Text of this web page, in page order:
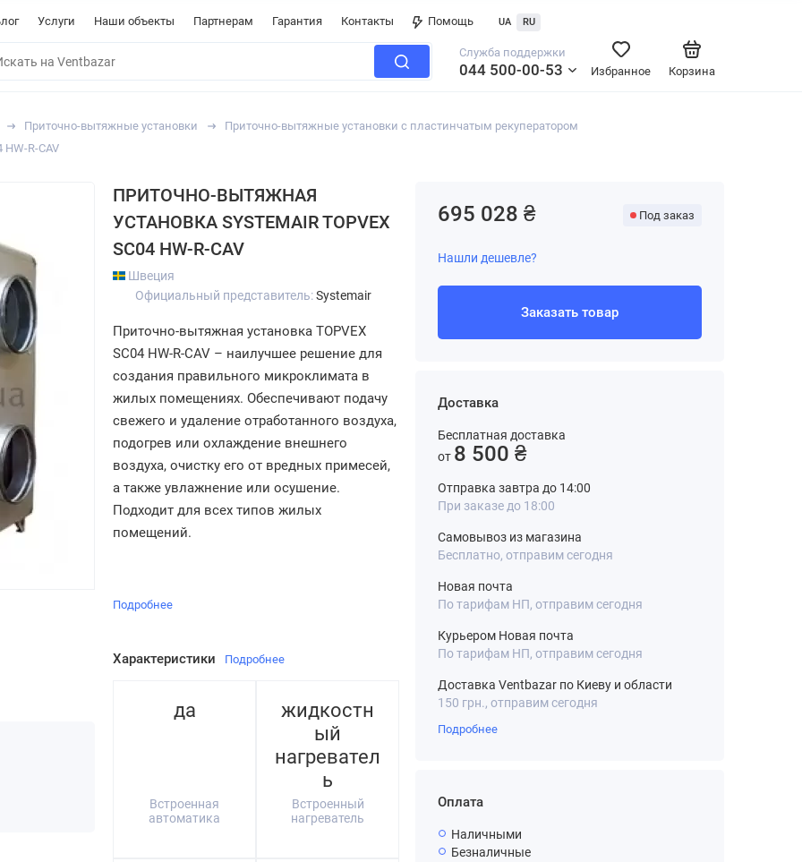
Услуги Наши объекты Партнерам Гарантия Контакты Помощь UA RU
Служба поддержки
044 500-00-53 Корзина
Избранное
Приточно-вытяжные установки
Приточно-вытяжные установки с пластинчатым рекуператором
R-CAV
ПРИТОЧНО-ВЫТЯЖНАЯ
УСТАНОВКА SYSTEMAIR TOPVEX
SC04 HW-R-CAV
Швеция
Официальный представитель:Systemair
Приточно-вытяжная установка TOPVEX
SC04 HW-R-CAV – наилучшее решение для
создания правильного микроклимата в
жилых помещениях. Обеспечивают подачу
свежего и удаление отработанного воздуха,
подогрев или охлаждение внешнего
воздуха, очистку его от вредных примесей,
а также увлажнение или осушение.
Подходит для всех типов жилых
помещений.
Подробнее
Характеристики Подробнее
да
Встроенная
автоматика
жидкостн
ый
нагревател
ь
Встроенный
нагреватель
695 028 ₴ Под заказ
Нашли дешевле?
Заказать товар
Доставка
Бесплатная доставка
от 8 500 ₴
Отправка завтра до 14:00
При заказе до 18:00
Самовывоз из магазина
Бесплатно, отправим сегодня
Новая почта
По тарифам НП, отправим сегодня
Курьером Новая почта
По тарифам НП, отправим сегодня
Доставка Ventbazar по Киеву и области
150 грн., отправим сегодня
Подробнее
Оплата
Наличными
Безналичные